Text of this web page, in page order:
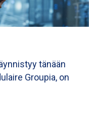
tänään
Groupia, on